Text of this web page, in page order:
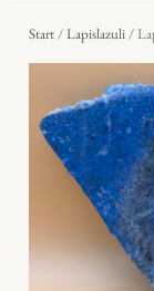
Start/Lapislazuli/